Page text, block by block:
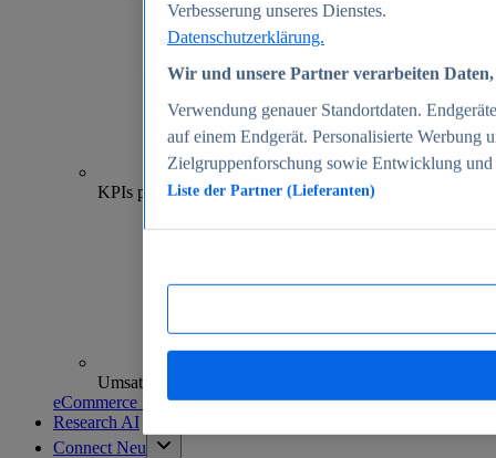
70+
KPIs pro Shop
Umsatzanalysen und -prognosen
eCommerce Insights entdecken
Research AI
Connect Neu
Verbesserung unseres Dienstes.
Datenschutzerklärung.
Wir und unsere Partner verarbeiten
Verwendung genauer Standortdaten.
auf einem Endgerät. Personalisierte Werbung
Zielgruppenforschung sowie Entwicklung
Liste der Partner (Lieferanten)